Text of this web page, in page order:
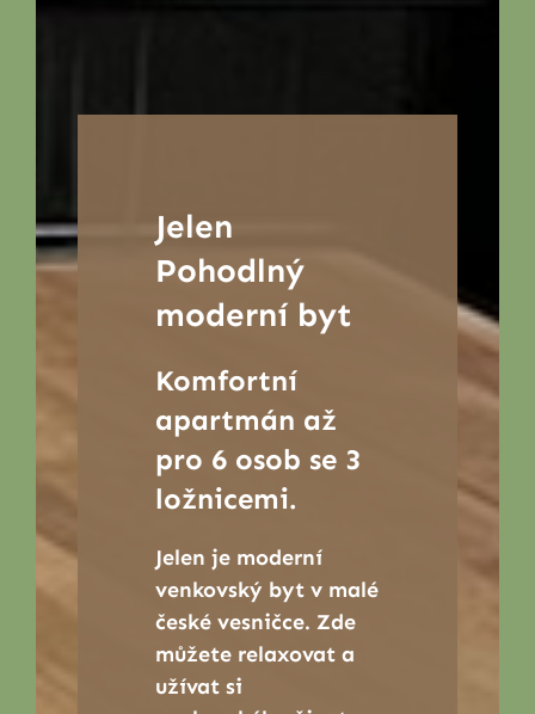
Jelen
Pohodlný
moderní byt
Komfortní
apartmán až
pro 6 osob se 3
ložnicemi.
Jelen je moderní
venkovský byt v malé
české vesničce. Zde
můžete relaxovat a
užívat si